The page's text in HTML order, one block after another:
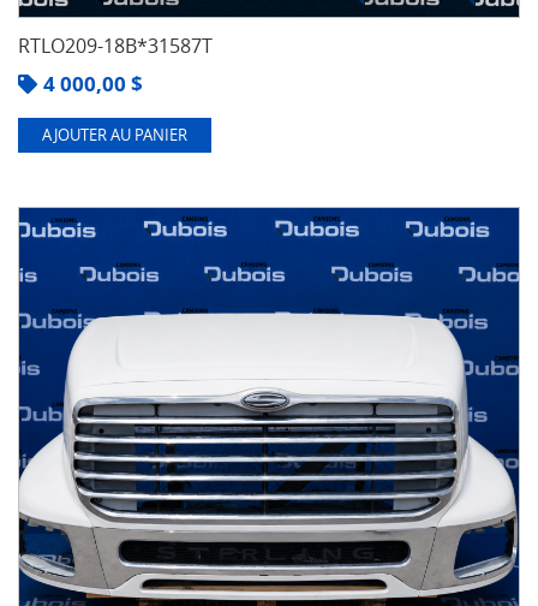
RTLO209-18B*31587T
4 000,00 $
AJOUTER AU PANIER